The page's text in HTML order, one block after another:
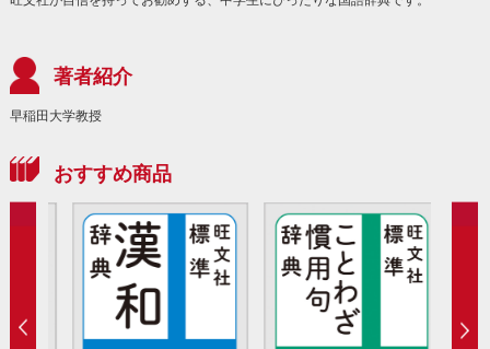
著者紹介
早稲田大学教授
おすすめ商品